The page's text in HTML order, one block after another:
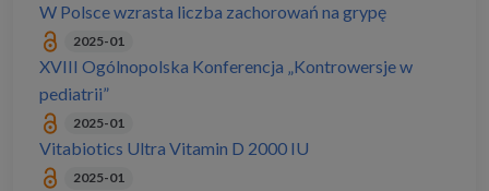
W Polsce wzrasta liczba zachorowań na grypę
2025-01
XVIII Ogólnopolska Konferencja „Kontrowersje w
pediatrii”
2025-01
Vitabiotics Ultra Vitamin D 2000 IU
2025-01